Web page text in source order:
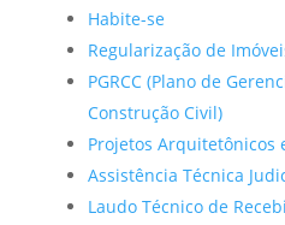
Habite-se
Regularização de
PGRCC (Plano de
Construção Civil)
Projetos Arquitetônicos
Assistência Técnica
Laudo Técnico de